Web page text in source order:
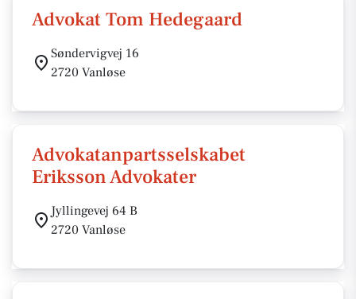
Advokat Tom Hedegaard
Søndervigvej 16
2720 Vanløse
Advokatanpartsselskabet
Eriksson Advokater
Jyllingevej 64 B
2720 Vanløse